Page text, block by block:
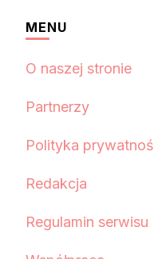
MENU
O naszej stronie
Partnerzy
Polityka
Redakcja
Regulamin serwisu